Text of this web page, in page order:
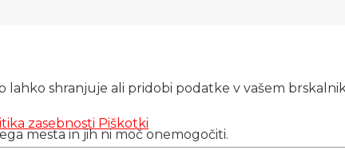
lahko shranjuje ali pridobi podatke v vašem
zasebnosti Piškotki
mesta in jih ni moč onemogočiti.